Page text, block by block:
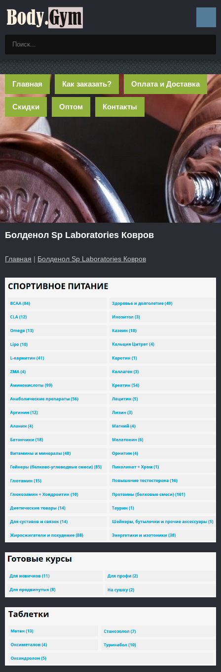
Главная Как заказать? Оплата и Доставка
Скидки Оптом Контакты
Болденол Sp Laboratories Ковров
Главная | Болденол Sp Laboratories Ковров